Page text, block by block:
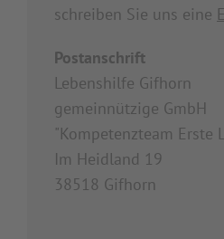
schreiben Sie uns eine
Postanschrift
Lebenshilfe Gifhorn
gemeinnützige GmbH
"Kompetenzteam Erste
Im Heidland 19
38518 Gifhorn